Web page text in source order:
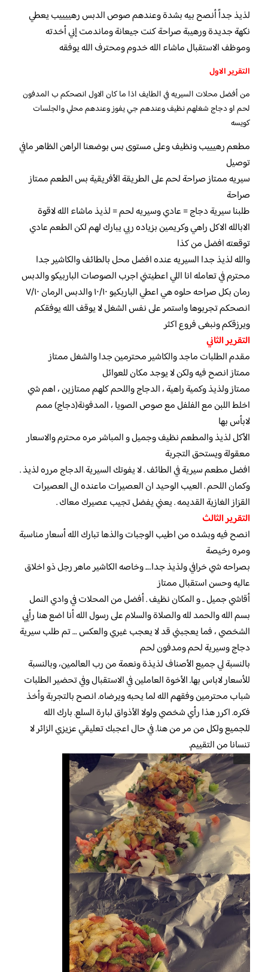
لذيذ جداً أنصح بيه بشدة وعندهم صوص الدبس رهييييب يعطي
نكهة جديدة ورهيبة صراحة كنت جيعانة وماندمت إني أخدته
وموظف الاستقبال ماشاء الله خدوم ومحترف الله يوفقه
التقرير الاول
من أفضل محلات السيريه في الطايف اذا ما كان الاول انصحكم ب المدفون
لحم او دجاج شغلهم نظيف وعندهم جي يفوز وعندهم محلي والجلسات
كويسه
مطعم رهيييب ونظيف وعلى مستوى بس بوضعنا الراهن الظاهر مافي
توصيل
سيريه ممتاز صراحة لحم على الطريقة الأفريقية بس الطعم ممتاز
صراحة
طلبنا سيرية دجاج = عادي وسيريه لحم = لذيذ ماشاء الله لاقوة
الابالله الاكل راهي وكريمين بزياده ربي يبارك لهم لكن الطعم عادي
توقعته افضل من كذا
والله لذيذ جدا السيريه عنده افضل محل بالطائف والكاشير جدا
محترم في تعامله انا اللي اعطيتني اجرب الصوصات الباربيكو والدبس
رمان بكل صراحه حلوه هي اعطي الباربكيو ١٠/١٠ والدبس الرمان ٧/١٠
انصحكم تجربوها واستمر على نفس الشغل لا يوقف الله يوفقكم
ويرزقكم ونبغى فروع اكثر
التقرير الثاني
مقدم الطلبات ماجد والكاشير محترمين جدا والشغل ممتاز
ممتاز انصح فيه ولكن لا يوجد مكان للعوائل
ممتاز ولذيذ وكمية راهية ، الدجاج واللحم كلهم ممتازين ، اهم شي
اخلط اللبن مع الفلفل مع صوص الصويا ، المدفونة(دجاج) ممم
لابأس بها
الأكل لذيذ والمطعم نظيف وجميل و المباشر مره محترم والاسعار
معقولة ويستحق التجربة
افضل مطعم سيرية في الطائف . لا يفوتك السيرية الدجاج مرره لذيذ .
وكمان اللحم . العيب الوحيد ان العصيرات ماعنده الى العصيرات
القزاز الغازية القديمه . يعني يفضل تجيب عصيرك معاك .
التقرير الثالث
انصح فيه وبشده من اطيب الوجبات والذها تبارك الله أسعار مناسبة
ومره رخيصة
بصراحه شي خرافي ولذيذ جدا…. وخاصه الكاشير ماهر رجل ذو اخلاق
عاليه وحسن استقبال ممتاز
أقاشي جميل .. و المكان نظيف . أفضل من المحلات في وادي النمل
بسم الله والحمد لله والصلاة والسلام على رسول الله أنا اضع هنا رأيي
الشخصي ، فما يعجبني قد لا يعجب غيري والعكس … تم طلب سيرية
دجاج وسيرية لحم ومدفون لحم
بالنسبة لي جميع الأصناف لذيذة ونعمة من رب العالمين، وبالنسبة
للأسعار لاباس بها. الأخوة العاملين في الاستقبال وفي تحضير الطلبات
شباب محترمين وفقهم الله لما يحبه ويرضاه. انصح بالتجربة وأخذ
فكره. اكرر هذا رأي شخصي ولولا الأذواق لبارة السلع. بارك الله
للجميع ولكل من مر من هنا. في حال اعجبك تعليقي عزيزي الزائر لا
تنسانا من التقييم.